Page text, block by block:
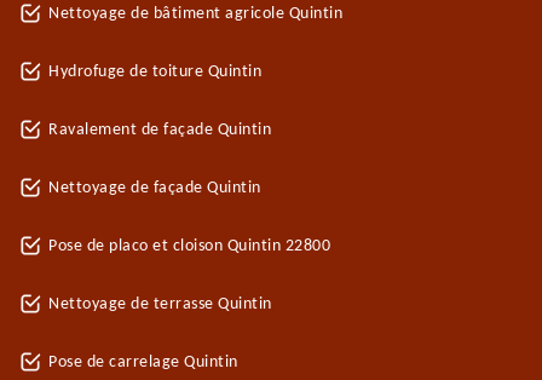
Nettoyage de bâtiment agricole Quintin
Hydrofuge de toiture Quintin
Ravalement de façade Quintin
Nettoyage de façade Quintin
Pose de placo et cloison Quintin 22800
Nettoyage de terrasse Quintin
Pose de carrelage Quintin